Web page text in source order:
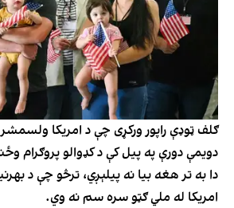
ګلف ټوډې راپور ورکړی چې د امریکا
دویمې دورې په پیل کې د کډوالو پروګرام
دا به تر هغه بیا نه پیلېږي، ترڅو چې د
امریکا له ملي ګټو سره سم نه وي.